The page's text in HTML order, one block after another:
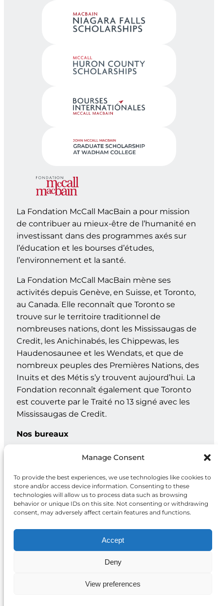
Manage Consent
To provide the best experiences, we use technologies like cookies to
store and/or access device information. Consenting to these
technologies will allow us to process data such as browsing
behavior or unique IDs on this site. Not consenting or withdrawing
consent, may adversely affect certain features and functions.
Accept
Deny
View preferences
La Fondation McCall MacBain a pour mission
de contribuer au mieux-être de l’humanité en
investissant dans des programmes axés sur
l’éducation et les bourses d’études,
l’environnement et la santé.
La Fondation McCall MacBain mène ses
activités depuis Genève, en Suisse, et Toronto,
au Canada. Elle reconnaît que Toronto se
trouve sur le territoire traditionnel de
nombreuses nations, dont les Mississaugas de
Credit, les Anichinabés, les Chippewas, les
Haudenosaunee et les Wendats, et que de
nombreux peuples des Premières Nations, des
Inuits et des Métis s’y trouvent aujourd’hui. La
Fondation reconnaît également que Toronto
est couverte par le Traité no 13 signé avec les
Mississaugas de Credit.
Nos bureaux
Genève : C.P. 202 – 1211 Genève 12, Suisse
Facebook X Instagram LinkedIn
Politique de